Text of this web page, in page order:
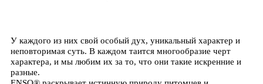
У каждого из них свой особый дух, уникальный характер и
неповторимая суть. В каждом таится многообразие черт
характера, и мы любим их за то, что они такие искренние и
разные.